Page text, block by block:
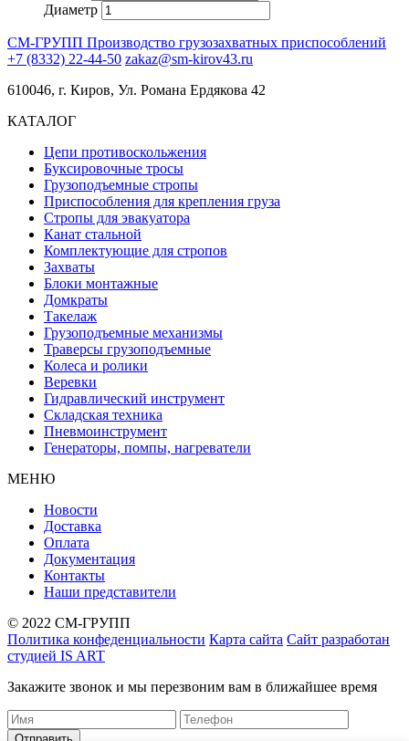
Диаметр
СМ-ГРУПП Производство грузозахватных приспособлений
+7 (8332) 22-44-50 zakaz@sm-kirov43.ru
610046, г. Киров, Ул. Романа Ердякова 42
КАТАЛОГ
Цепи противоскольжения
Буксировочные тросы
Грузоподъемные стропы
Приспособления для крепления груза
Стропы для эвакуатора
Канат стальной
Комплектующие для стропов
Захваты
Блоки монтажные
Домкраты
Такелаж
Грузоподъемные механизмы
Траверсы грузоподъемные
Колеса и ролики
Веревки
Гидравлический инструмент
Складская техника
Пневмоинструмент
Генераторы, помпы, нагреватели
МЕНЮ
Новости
Доставка
Оплата
Документация
Контакты
Наши представители
© 2022 СМ-ГРУПП
Политика конфеденциальности Карта сайта Сайт разработан
студией IS ART
Закажите звонок и мы перезвоним вам в ближайшее время